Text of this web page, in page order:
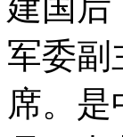
军委副
席。